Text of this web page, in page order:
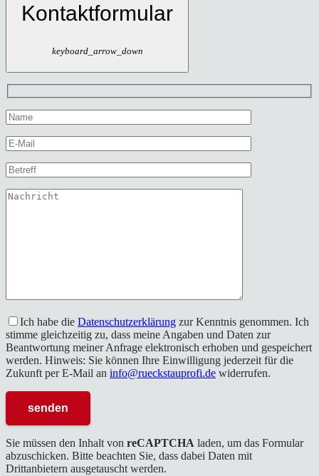
Kontaktformular
keyboard_arrow_down
Ich habe die Datenschutzerklärung zur Kenntnis genommen. Ich
stimme gleichzeitig zu, dass meine Angaben und Daten zur
Beantwortung meiner Anfrage elektronisch erhoben und gespeichert
werden. Hinweis: Sie können Ihre Einwilligung jederzeit für die
Zukunft per E-Mail an info@rueckstauprofi.de widerrufen.
Sie müssen den Inhalt von reCAPTCHA laden, um das Formular
abzuschicken. Bitte beachten Sie, dass dabei Daten mit
Drittanbietern ausgetauscht werden.